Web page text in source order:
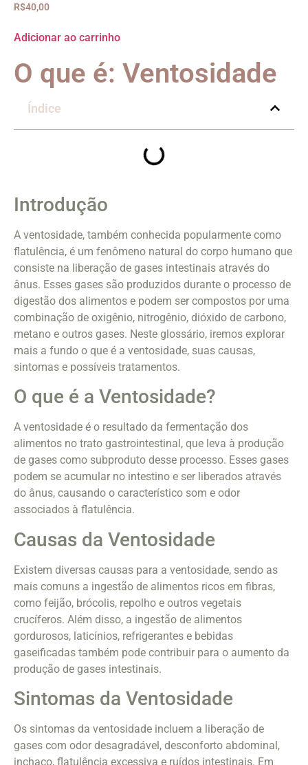
R$40,00
Adicionar ao carrinho
O que é: Ventosidade
Índice
Introdução
A ventosidade, também conhecida popularmente como
flatulência, é um fenômeno natural do corpo humano que
consiste na liberação de gases intestinais através do
ânus. Esses gases são produzidos durante o processo de
digestão dos alimentos e podem ser compostos por uma
combinação de oxigênio, nitrogênio, dióxido de carbono,
metano e outros gases. Neste glossário, iremos explorar
mais a fundo o que é a ventosidade, suas causas,
sintomas e possíveis tratamentos.
O que é a Ventosidade?
A ventosidade é o resultado da fermentação dos
alimentos no trato gastrointestinal, que leva à produção
de gases como subproduto desse processo. Esses gases
podem se acumular no intestino e ser liberados através
do ânus, causando o característico som e odor
associados à flatulência.
Causas da Ventosidade
Existem diversas causas para a ventosidade, sendo as
mais comuns a ingestão de alimentos ricos em fibras,
como feijão, brócolis, repolho e outros vegetais
crucíferos. Além disso, a ingestão de alimentos
gordurosos, laticínios, refrigerantes e bebidas
gaseificadas também pode contribuir para o aumento da
produção de gases intestinais.
Sintomas da Ventosidade
Os sintomas da ventosidade incluem a liberação de
gases com odor desagradável, desconforto abdominal,
inchaço, flatulência excessiva e ruídos intestinais. Em